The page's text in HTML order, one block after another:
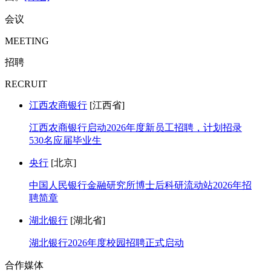
会议
MEETING
招聘
RECRUIT
江西农商银行 [江西省]
江西农商银行启动2026年度新员工招聘，计划招录
530名应届毕业生
央行 [北京]
中国人民银行金融研究所博士后科研流动站2026年招
聘简章
湖北银行 [湖北省]
湖北银行2026年度校园招聘正式启动
合作媒体